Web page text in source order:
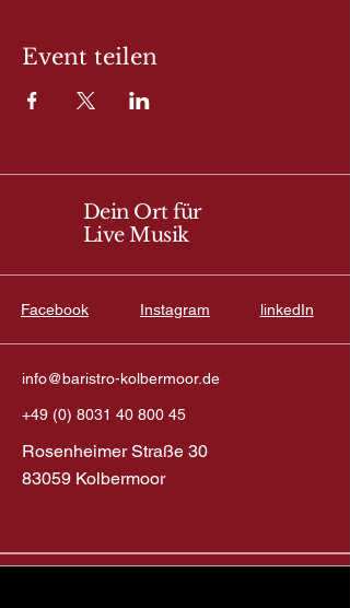
Event teilen
Dein Ort für
Live Musik
Facebook Instagram linkedIn
info@baristro-kolbermoor.de
+49 (0) 8031 40 800 45
Rosenheimer Straße 30
83059 Kolbermoor